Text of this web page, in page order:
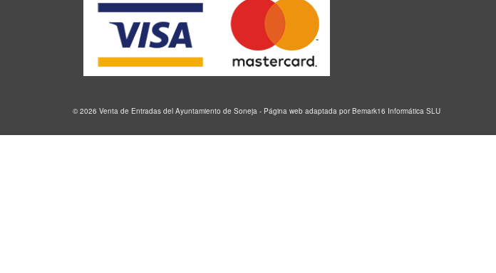
© 2026 Venta de Entradas del Ayuntamiento de Soneja - Página web adaptada porBemark16 Informática SLU